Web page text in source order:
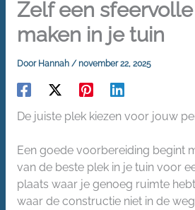
Zelf een
maken in je tuin
Door Hannah / november 22, 2025
De juiste plek kiezen voor jouw
Een goede voorbereiding begint
van de beste plek in je tuin voor
plaats waar je genoeg ruimte
waar de constructie niet in de